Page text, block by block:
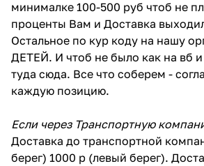
минималке 100-500 руб чтоб не
проценты Вам и Доставка
Остальное по кур коду на нашу
ДЕТЕЙ. И чтоб не было как на вб
туда сюда. Все что соберем -
каждую позицию.
Если через Транспортную
Доставка до транспортной
берег) 1000 р (левый берег).